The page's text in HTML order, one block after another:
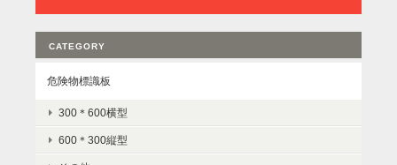
CATEGORY
危険物標識板
300＊600横型
600＊300縦型